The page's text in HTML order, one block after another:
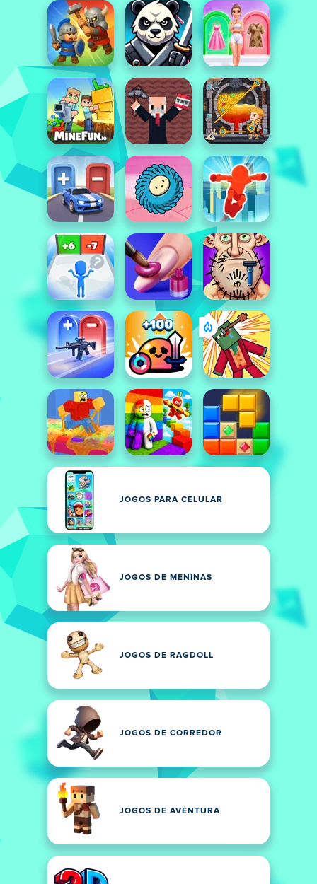
JOGOS PARA CELULAR
JOGOS DE MENINAS
JOGOS DE RAGDOLL
JOGOS DE CORREDOR
JOGOS DE AVENTURA